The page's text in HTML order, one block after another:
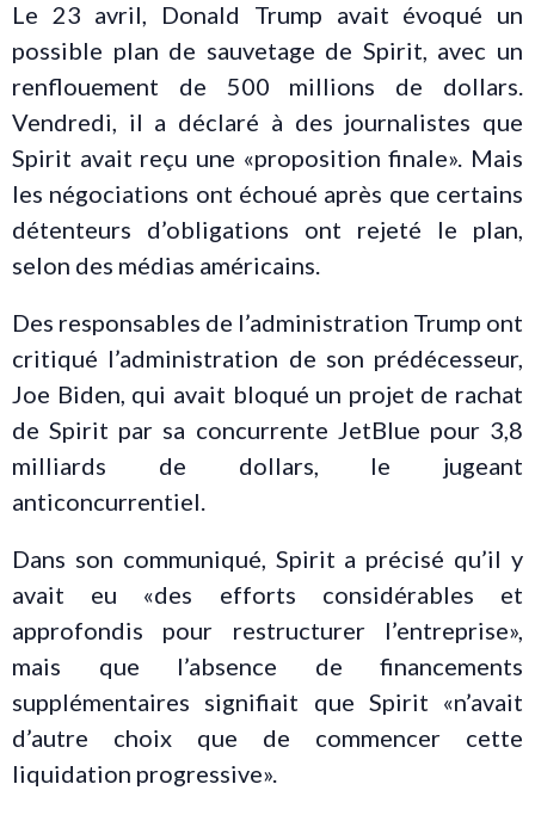
Le 23 avril, Donald Trump avait évoqué un
possible plan de sauvetage de Spirit, avec un
renflouement de 500 millions de dollars.
Vendredi, il a déclaré à des journalistes que
Spirit avait reçu une «proposition finale». Mais
les négociations ont échoué après que certains
détenteurs d’obligations ont rejeté le plan,
selon des médias américains.
Des responsables de l’administration Trump ont
critiqué l’administration de son prédécesseur,
Joe Biden, qui avait bloqué un projet de rachat
de Spirit par sa concurrente JetBlue pour 3,8
milliards de dollars, le jugeant
anticoncurrentiel.
Dans son communiqué, Spirit a précisé qu’il y
avait eu «des efforts considérables et
approfondis pour restructurer l’entreprise»,
mais que l’absence de financements
supplémentaires signifiait que Spirit «n’avait
d’autre choix que de commencer cette
liquidation progressive».